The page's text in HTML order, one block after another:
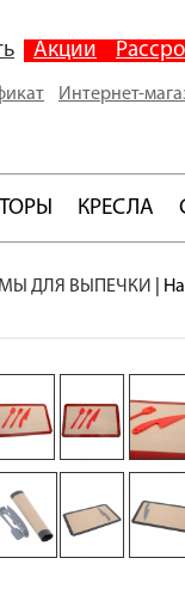
Акции
Интернет-
КРЕСЛА
ДЛЯ ВЫПЕЧКИ